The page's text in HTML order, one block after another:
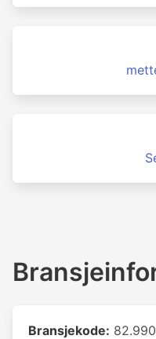
Bransjekode: 82.990